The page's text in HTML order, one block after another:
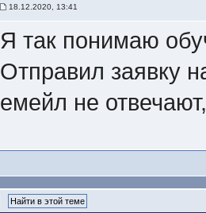
18.12.2020, 13:41
Я так понимаю
Отправил заявку
емейл не